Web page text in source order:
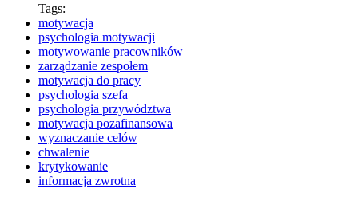
Tags:
motywacja
psychologia motywacji
motywowanie pracowników
zarządzanie zespołem
motywacja do pracy
psychologia szefa
psychologia przywództwa
motywacja pozafinansowa
wyznaczanie celów
chwalenie
krytykowanie
informacja zwrotna